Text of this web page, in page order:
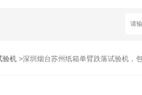
验机>深圳烟台苏州纸箱单臂跌落试验机，